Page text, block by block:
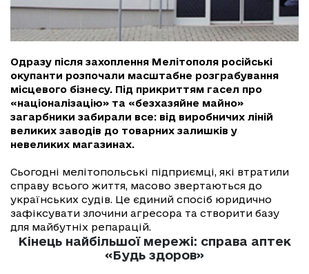
Одразу після захоплення Мелітополя російські
окупанти розпочали масштабне розграбування
місцевого бізнесу. Під прикриттям гасел про
«націоналізацію» та «безхазяйне майно»
загарбники забирали все: від виробничих ліній
великих заводів до товарних залишків у
невеликих магазинах.
Сьогодні мелітопольські підприємці, які втратили
справу всього життя, масово звертаються до
українських судів. Це єдиний спосіб юридично
зафіксувати злочини агресора та створити базу
для майбутніх репарацій.
Кінець найбільшої мережі: справа аптек
«Будь здоров»